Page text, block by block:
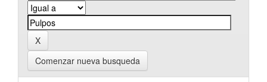
Comenzar nueva busqueda